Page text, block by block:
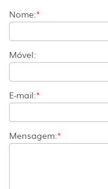
Nome:*
Móvel:
E-mail:*
Mensagem:*